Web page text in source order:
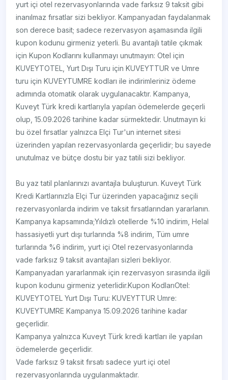
yurt içi otel rezervasyonlarında vade farksız 9 taksit gibi
inanılmaz fırsatlar sizi bekliyor. Kampanyadan faydalanmak
son derece basit; sadece rezervasyon aşamasında ilgili
kupon kodunu girmeniz yeterli. Bu avantajlı tatile çıkmak
için Kupon Kodlarını kullanmayı unutmayın: Otel için
KUVEYTOTEL, Yurt Dışı Turu için KUVEYTTUR ve Umre
turu için KUVEYTUMRE kodları ile indirimleriniz ödeme
adımında otomatik olarak uygulanacaktır. Kampanya,
Kuveyt Türk kredi kartlarıyla yapılan ödemelerde geçerli
olup, 15.09.2026 tarihine kadar sürmektedir. Unutmayın ki
bu özel fırsatlar yalnızca Elçi Tur'un internet sitesi
üzerinden yapılan rezervasyonlarda geçerlidir; bu sayede
unutulmaz ve bütçe dostu bir yaz tatili sizi bekliyor.
Bu yaz tatil planlarınızı avantajla buluşturun. Kuveyt Türk
Kredi Kartlarınızla Elçi Tur üzerinden yapacağınız seçili
rezervasyonlarda indirim ve taksit fırsatlarından yararlanın.
Kampanya kapsamında;Yıldızlı otellerde %10 indirim, Helal
hassasiyetli yurt dışı turlarında %8 indirim, Tüm umre
turlarında %6 indirim, yurt içi Otel rezervasyonlarında
vade farksız 9 taksit avantajları sizleri bekliyor.
Kampanyadan yararlanmak için rezervasyon sırasında ilgili
kupon kodunu girmeniz yeterlidir.Kupon KodlarıOtel:
KUVEYTOTEL Yurt Dışı Turu: KUVEYTTUR Umre:
KUVEYTUMRE Kampanya 15.09.2026 tarihine kadar
geçerlidir.
Kampanya yalnızca Kuveyt Türk kredi kartları ile yapılan
ödemelerde geçerlidir.
Vade farksız 9 taksit fırsatı sadece yurt içi otel
rezervasyonlarında uygulanmaktadır.